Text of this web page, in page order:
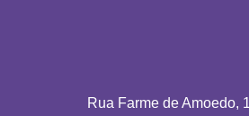
Rua Farme de Amoedo,